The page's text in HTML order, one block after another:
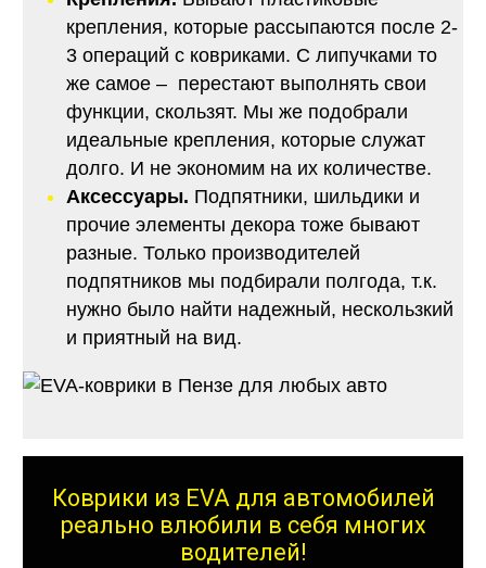
крепления, которые рассыпаются после 2-
3 операций с ковриками. С липучками то
же самое – перестают выполнять свои
функции, скользят. Мы же подобрали
идеальные крепления, которые служат
долго. И не экономим на их количестве.
Аксессуары. Подпятники, шильдики и
прочие элементы декора тоже бывают
разные. Только производителей
подпятников мы подбирали полгода, т.к.
нужно было найти надежный, нескользкий
и приятный на вид.
Коврики из EVA для автомобилей
реально влюбили в себя многих
водителей!